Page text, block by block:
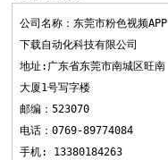
APP下载
公司名称：东莞市粉色视频APP
下载自动化科技有限公司
地址:广东省东莞市南城区旺南
大厦1号写字楼
邮编：523070
电话：0769-89774084
手机: 13380184263